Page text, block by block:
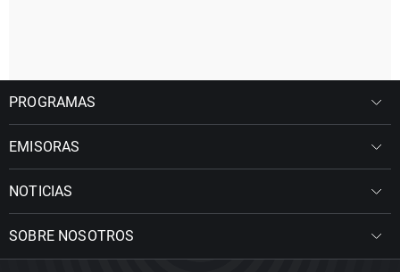
PROGRAMAS
EMISORAS
NOTICIAS
SOBRE NOSOTROS